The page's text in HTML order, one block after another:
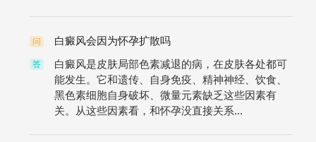
问 白癜风会因为怀孕扩散吗
答
白癜风是皮肤局部色素减退的病，在皮肤各处都可
能发生。它和遗传、自身免疫、精神神经、饮食、
黑色素细胞自身破坏、微量元素缺乏这些因素有
关。从这些因素看，和怀孕没直接关系...